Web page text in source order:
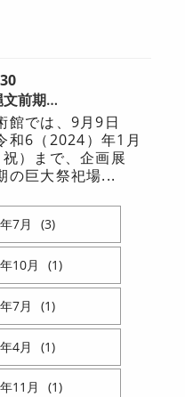
企画展「縄文前期の巨大祭祀場 阿久」開催のお知らせ
館では、9月9日
和6（2024）年1月
）まで、企画展
の巨大祭祀場...
7 3
10 1
7 1
4 1
11 1